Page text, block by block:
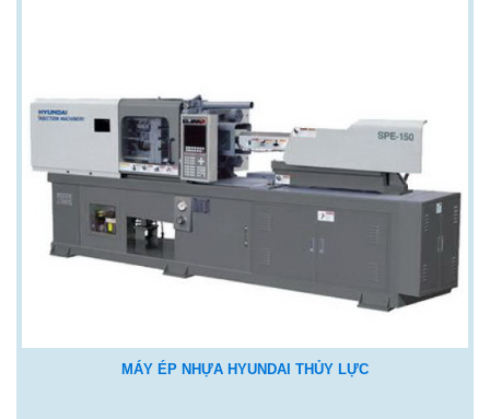
MÁY ÉP NHỰA HYUNDAI THỦY LỰC